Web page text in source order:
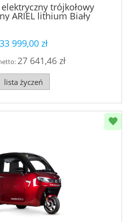
trójkołowy
ARIEL lithium Biały
33 999,00 zł
27 641,46 zł
lista życzeń